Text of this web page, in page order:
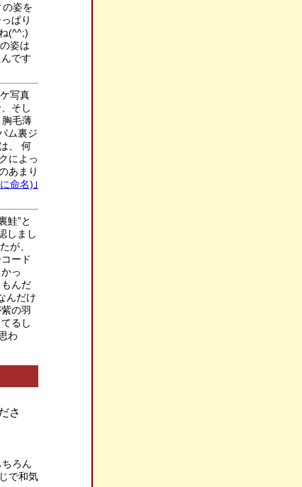
の姿を
ぱり
(^^;)
姿は
です
写真
そし
毛薄
ム裏ジ
、 何
によっ
あまり
命名)｣
鮭”と
しまし
が、
ード
っ
んだ
んだけ
の羽
るし
わ
さ
ろん
で和気